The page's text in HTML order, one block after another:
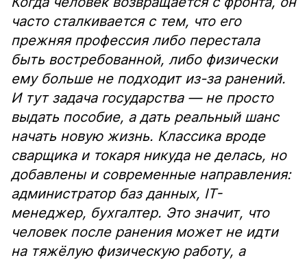
часто сталкивается с тем, что его
прежняя профессия либо перестала
быть востребованной, либо физически
ему больше не подходит из-за ранений.
И тут задача государства — не просто
выдать пособие, а дать реальный шанс
начать новую жизнь. Классика вроде
сварщика и токаря никуда не делась, но
добавлены и современные направления:
администратор баз данных, IT-
менеджер, бухгалтер. Это значит, что
человек после ранения может не идти
на тяжёлую физическую работу, а